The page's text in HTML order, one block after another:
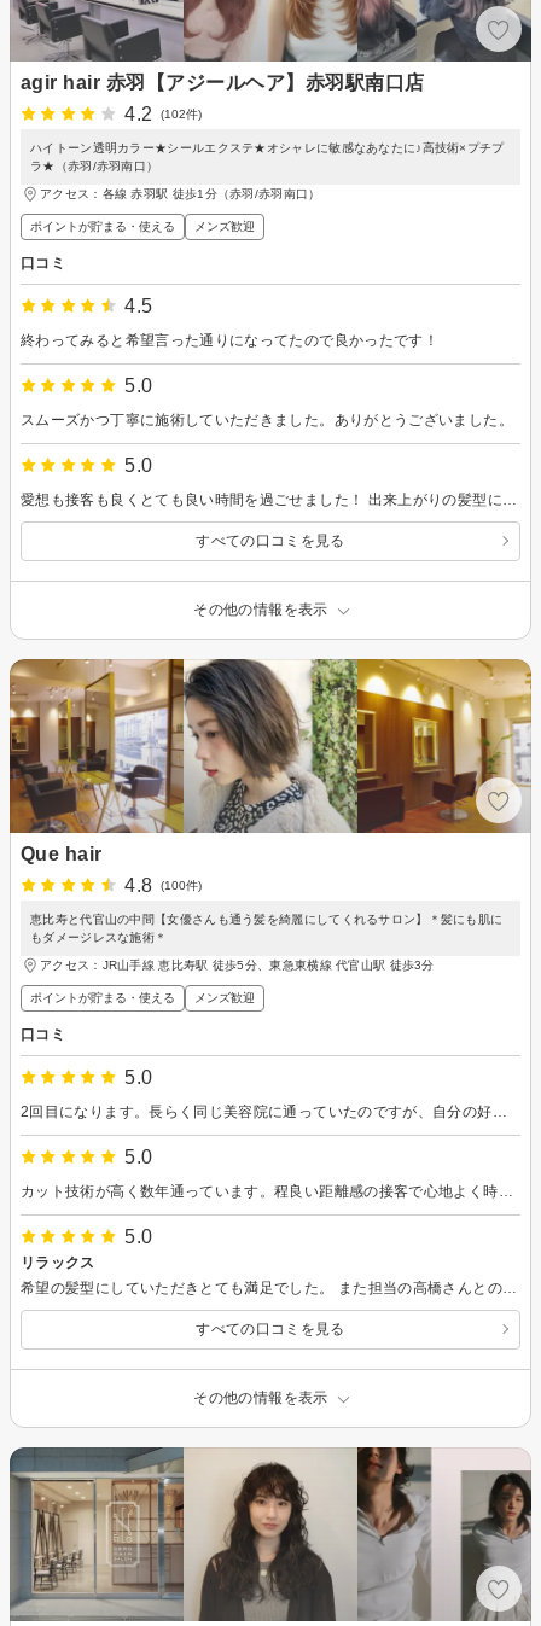
agir hair 赤羽【アジールヘア】赤羽駅南口店
4.2
(102件)
ハイトーン透明カラー★シールエクステ★オシャレに敏感なあなたに♪高技術×プチプ
ラ★（赤羽/赤羽南口）
アクセス：各線 赤羽駅 徒歩1分（赤羽/赤羽南口）
ポイントが貯まる・使える メンズ歓迎
口コミ
4.5
終わってみると希望言った通りになってたので良かったです！
5.0
スムーズかつ丁寧に施術していただきました。ありがとうございました。
5.0
すべての口コミを見る
その他の情報を表示
Que hair
4.8
(100件)
恵比寿と代官山の中間【女優さんも通う髪を綺麗にしてくれるサロン】＊髪にも肌に
もダメージレスな施術＊
アクセス：JR山手線 恵比寿駅 徒歩5分、東急東横線 代官山駅 徒歩3分
ポイントが貯まる・使える メンズ歓迎
口コミ
5.0
5.0
5.0
リラックス
希望の髪型にしていただきとても満足でした。 また担当の高橋さんとのお喋りも楽しく素敵なリラックスタイムでした。
すべての口コミを見る
その他の情報を表示